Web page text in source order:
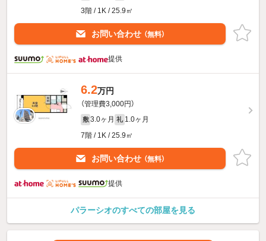
3階 / 1K / 25.9㎡
お問い合わせ （無料）
提供
6.2万円
（管理費3,000円）
敷 3.0ヶ月 礼 1.0ヶ月
7階 / 1K / 25.9㎡
お問い合わせ （無料）
提供
パラーシオのすべての部屋を見る